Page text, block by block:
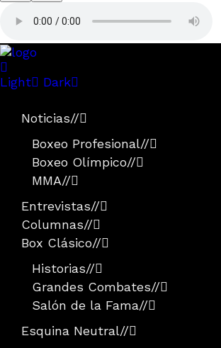
Light Dark
Noticias//
Boxeo Profesional//
Boxeo Olímpico//
MMA//
Entrevistas//
Columnas//
Box Clásico//
Historias//
Grandes Combates//
Salón de la Fama//
Esquina Neutral//